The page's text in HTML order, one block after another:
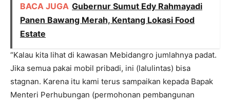
BACA JUGA Gubernur Sumut Edy Rahmayadi
Panen Bawang Merah, Kentang Lokasi Food
Estate
“Kalau kita lihat di kawasan Mebidangro jumlahnya padat.
Jika semua pakai mobil pribadi, ini (lalulintas) bisa
stagnan. Karena itu kami terus sampaikan kepada Bapak
Menteri Perhubungan (permohonan pembangunan